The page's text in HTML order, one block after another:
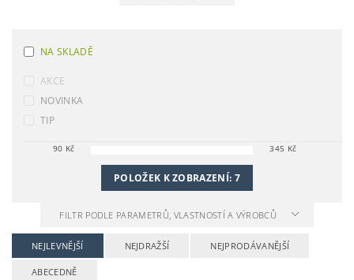
NA SKLADĚ
AKCE
NOVINKA
TIP
90 Kč 345 Kč
POLOŽEK K ZOBRAZENÍ: 7
FILTR PODLE PARAMETRŮ, VLASTNOSTÍ A VÝROBCŮ
NEJLEVNĚJŠÍ NEJDRAŽŠÍ NEJPRODÁVANĚJŠÍ
ABECEDNĚ